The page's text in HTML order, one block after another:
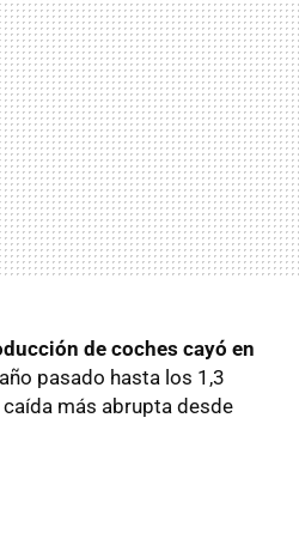
de coches cayó en
pasado hasta los 1,3
más abrupta desde